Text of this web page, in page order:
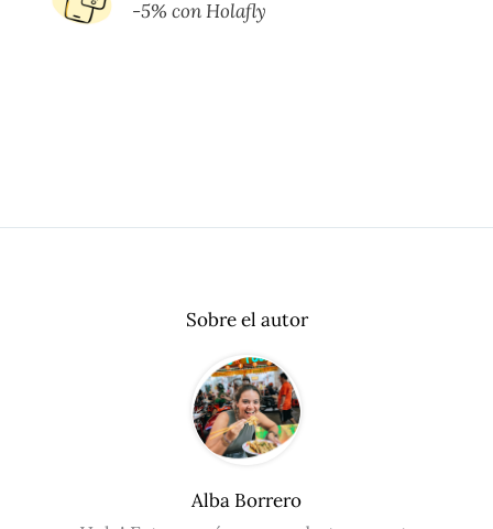
-5% con Holafly
Sobre el autor
Alba Borrero